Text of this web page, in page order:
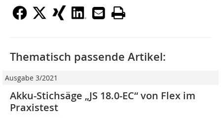
Thematisch passende Artikel:
Ausgabe 3/2021
Akku-Stichsäge „JS 18.0-EC“ von Flex im
Praxistest